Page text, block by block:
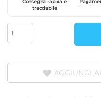
Consegna rapida e
tracciabile
AGGIUNGI